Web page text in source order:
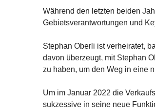
Während den letzten beiden
Gebietsverantwortungen und
Stephan Oberli ist verheiratet,
davon überzeugt, mit Stephan
zu haben, um den Weg in eine
Um im Januar 2022 die
sukzessive in seine neue